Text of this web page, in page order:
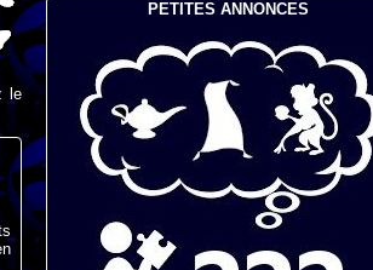
le
PETITES ANNONCES